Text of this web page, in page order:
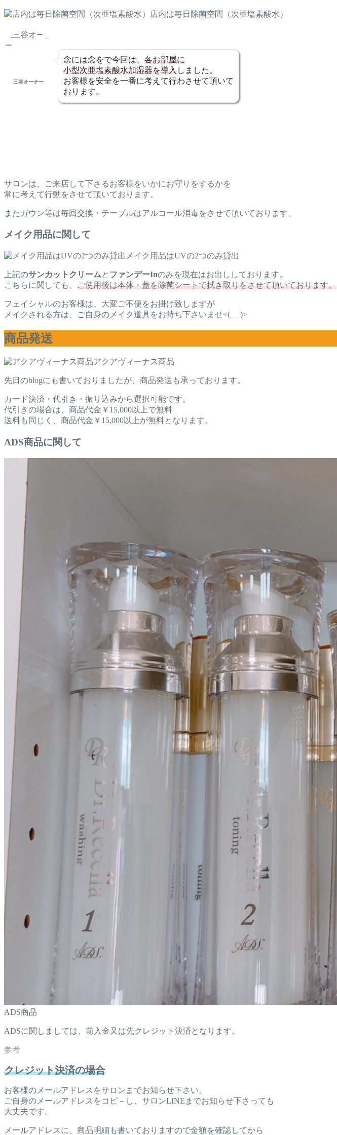
店内は毎日除菌空間（次亜塩素酸水）
三谷オーナー
念には念をで今回は、 各お部屋に
小型次亜塩素酸水加湿器を導入しました。
お客様を安全を一番に考えて行わさせて頂いて
おります。
サロンは、ご来店して下さるお客様をいかにお守りをするかを
常に考えて行動をさせて頂いております。
またガウン等は毎回交換・テーブルはアルコール消毒をさせて頂いております。
メイク用品に関して
メイク用品はUVの2つのみ貸出
上記のサンカットクリーム と ファンデーInのみを現在はお出ししております。
こちらに関しても、 ご使用後は本体・蓋を除菌シートで拭き取りをさせて頂いております。
フェイシャルのお客様は、大変ご不便をお掛け致しますが
メイクされる方は、ご自身のメイク道具をお持ち下さいませ<(_ _)>
商品発送
アクアヴィーナス商品
先日のblogにも書いておりましたが、商品発送も承っております。
カード決済・代引き・振り込みから選択可能です。
代引きの場合は、商品代金￥15,000以上で無料
送料も同じく、商品代金￥15,000以上が無料となります。
ADS商品に関して
ADS商品
ADSに関しましては、前入金又は先クレジット決済となります。
クレジット決済の場合
お客様のメールアドレスをサロンまでお知らせ下さい。
ご自身のメールアドレスをコピ－し、サロンLINEまでお知らせ下さっても
大丈夫です。
メールアドレスに、商品明細も書いておりますので金額を確認してから